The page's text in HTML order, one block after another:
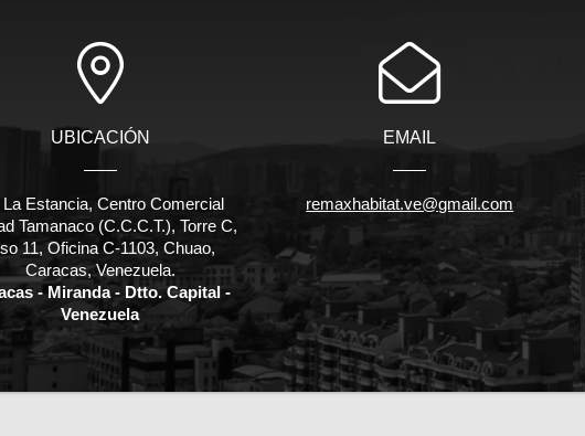
UBICACIÓN
La Estancia, Centro Comercial
Tamanaco (C.C.C.T.), Torre C,
11, Oficina C-1103, Chuao,
Caracas, Venezuela.
- Miranda - Dtto. Capital -
Venezuela
EMAIL
remaxhabitat.ve@gmail.com